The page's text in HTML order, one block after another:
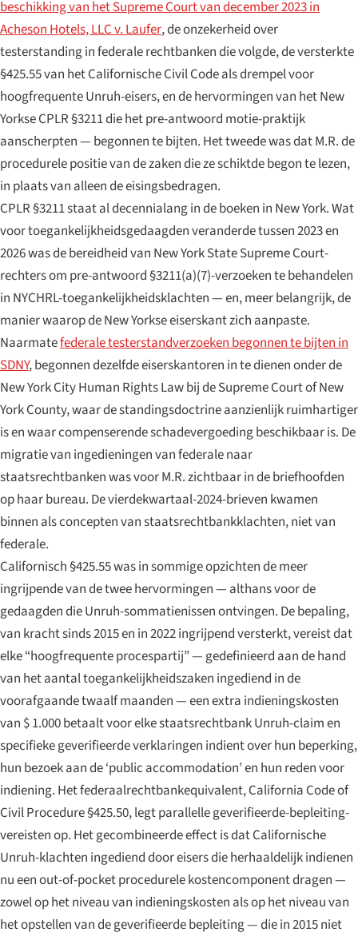
beschikking van het Supreme Court van december 2023 in
Acheson Hotels, LLC v. Laufer, de onzekerheid over
testerstanding in federale rechtbanken die volgde, de versterkte
§425.55 van het Californische Civil Code als drempel voor
hoogfrequente Unruh-eisers, en de hervormingen van het New
Yorkse CPLR §3211 die het pre-antwoord motie-praktijk
aanscherpten — begonnen te bijten. Het tweede was dat M.R. de
procedurele positie van de zaken die ze schiktde begon te lezen,
in plaats van alleen de eisingsbedragen.
CPLR §3211 staat al decennialang in de boeken in New York. Wat
voor toegankelijkheidsgedaagden veranderde tussen 2023 en
2026 was de bereidheid van New York State Supreme Court-
rechters om pre-antwoord §3211(a)(7)-verzoeken te behandelen
in NYCHRL-toegankelijkheidsklachten — en, meer belangrijk, de
manier waarop de New Yorkse eiserskant zich aanpaste.
Naarmatefederale testerstandverzoeken begonnen te bijten in
SDNY, begonnen dezelfde eiserskantoren in te dienen onder de
New York City Human Rights Law bij de Supreme Court of New
York County, waar de standingsdoctrine aanzienlijk ruimhartiger
is en waar compenserende schadevergoeding beschikbaar is. De
migratie van ingedieningen van federale naar
staatsrechtbanken was voor M.R. zichtbaar in de briefhoofden
op haar bureau. De vierdekwartaal-2024-brieven kwamen
binnen als concepten van staatsrechtbankklachten, niet van
federale.
Californisch §425.55 was in sommige opzichten de meer
ingrijpende van de twee hervormingen — althans voor de
gedaagden die Unruh-sommatienissen ontvingen. De bepaling,
van kracht sinds 2015 en in 2022 ingrijpend versterkt, vereist dat
elke “hoogfrequente procespartij” — gedefinieerd aan de hand
van het aantal toegankelijkheidszaken ingediend in de
voorafgaande twaalf maanden — een extra indieningskosten
van $ 1.000 betaalt voor elke staatsrechtbank Unruh-claim en
specifieke geverifieerde verklaringen indient over hun beperking,
hun bezoek aan de ‘public accommodation’ en hun reden voor
indiening. Het federaalrechtbankequivalent, California Code of
Civil Procedure §425.50, legt parallelle geverifieerde-bepleiting-
vereisten op. Het gecombineerde effect is dat Californische
Unruh-klachten ingediend door eisers die herhaaldelijk indienen
nu een out-of-pocket procedurele kostencomponent dragen —
zowel op het niveau van indieningskosten als op het niveau van
het opstellen van de geverifieerde bepleiting — die in 2015 niet